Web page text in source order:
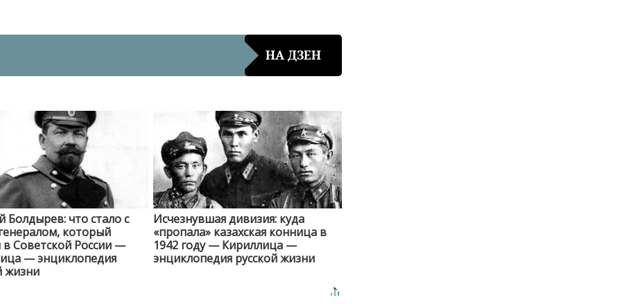
НА ДЗЕН
Болдырев: что стало с
который
в Советской России —
— энциклопедия
жизни
Исчезнувшая дивизия: куда
«пропала» казахская конница в
1942 году — Кириллица —
энциклопедия русской жизни